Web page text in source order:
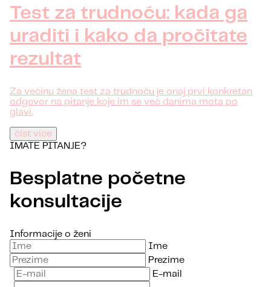
Test za trudnoću: kada ga
uraditi i kako da pročitate
rezultat
Za većinu žena test za trudnoću je onaj prvi konkretan
odgovor na pitanje koje im se već danima mota po
glavi.
číst více
IMATE PITANJE?
Besplatne početne
konsultacije
Informacije o ženi
Ime
Prezime
E-mail